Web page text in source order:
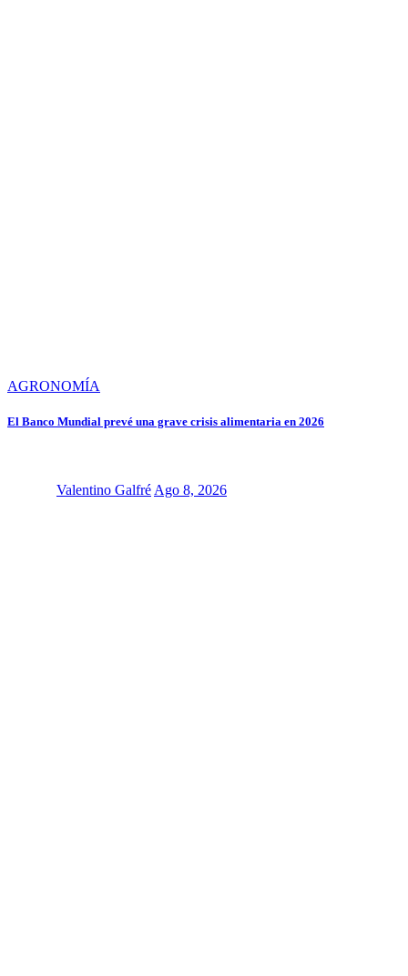
AGRONOMÍA
El Banco Mundial prevé una grave crisis alimentaria en 2026
Valentino Galfré Ago 8, 2026